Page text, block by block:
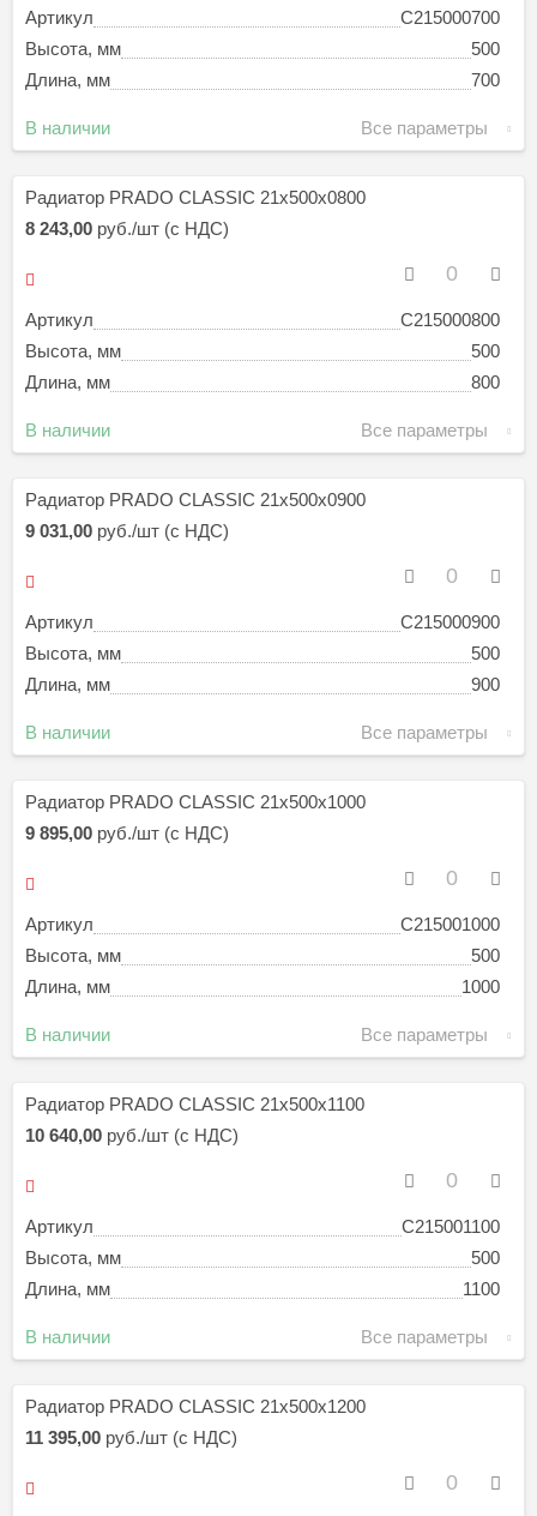
Артикул
C215000700
Высота, мм
500
Длина, мм
700
В наличии Все параметры
Радиатор PRADO CLASSIC 21х500х0800
Артикул
C215000800
Высота, мм
500
Длина, мм
800
8 243,00 руб./шт (с НДС)
В наличии Все параметры
Радиатор PRADO CLASSIC 21х500х0900
Артикул
C215000900
Высота, мм
500
Длина, мм
900
9 031,00 руб./шт (с НДС)
В наличии Все параметры
Радиатор PRADO CLASSIC 21х500х1000
Артикул
C215001000
Высота, мм
500
Длина, мм
1000
9 895,00 руб./шт (с НДС)
В наличии Все параметры
Радиатор PRADO CLASSIC 21х500х1100
Артикул
C215001100
Высота, мм
500
Длина, мм
1100
10 640,00 руб./шт (с НДС)
В наличии Все параметры
Радиатор PRADO CLASSIC 21х500х1200
11 395,00 руб./шт (с НДС)